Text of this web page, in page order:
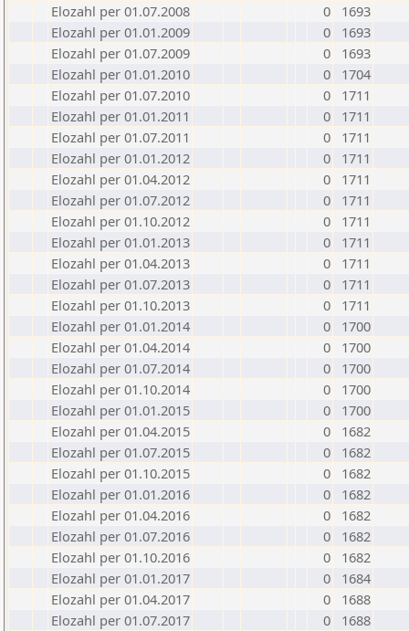
Elozahl per 01.07.2008
0
1693
Elozahl per 01.01.2009
0
1693
Elozahl per 01.07.2009
0
1693
Elozahl per 01.01.2010
0
1704
Elozahl per 01.07.2010
0
1711
Elozahl per 01.01.2011
0
1711
Elozahl per 01.07.2011
0
1711
Elozahl per 01.01.2012
0
1711
Elozahl per 01.04.2012
0
1711
Elozahl per 01.07.2012
0
1711
Elozahl per 01.10.2012
0
1711
Elozahl per 01.01.2013
0
1711
Elozahl per 01.04.2013
0
1711
Elozahl per 01.07.2013
0
1711
Elozahl per 01.10.2013
0
1711
Elozahl per 01.01.2014
0
1700
Elozahl per 01.04.2014
0
1700
Elozahl per 01.07.2014
0
1700
Elozahl per 01.10.2014
0
1700
Elozahl per 01.01.2015
0
1700
Elozahl per 01.04.2015
0
1682
Elozahl per 01.07.2015
0
1682
Elozahl per 01.10.2015
0
1682
Elozahl per 01.01.2016
0
1682
Elozahl per 01.04.2016
0
1682
Elozahl per 01.07.2016
0
1682
Elozahl per 01.10.2016
0
1682
Elozahl per 01.01.2017
0
1684
Elozahl per 01.04.2017
0
1688
Elozahl per 01.07.2017
0
1688